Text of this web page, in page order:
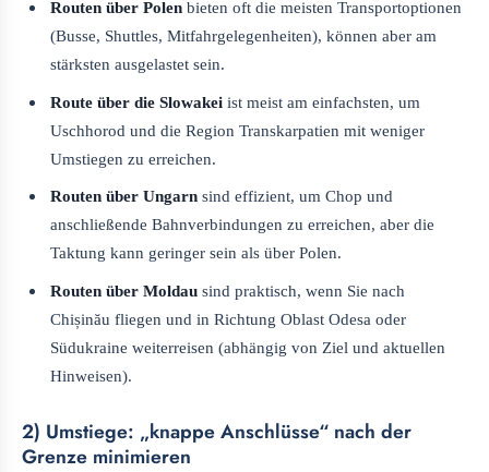
Routen über Polen bieten oft die meisten Transportoptionen
(Busse, Shuttles, Mitfahrgelegenheiten), können aber am
stärksten ausgelastet sein.
Route über die Slowakei ist meist am einfachsten, um
Uschhorod und die Region Transkarpatien mit weniger
Umstiegen zu erreichen.
Routen über Ungarn sind effizient, um Chop und
anschließende Bahnverbindungen zu erreichen, aber die
Taktung kann geringer sein als über Polen.
Routen über Moldau sind praktisch, wenn Sie nach
Chișinău fliegen und in Richtung Oblast Odesa oder
Südukraine weiterreisen (abhängig von Ziel und aktuellen
Hinweisen).
2) Umstiege: „knappe Anschlüsse“ nach der
Grenze minimieren